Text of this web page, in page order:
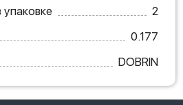
2
0.177
DOBRIN